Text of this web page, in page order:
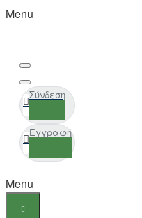
Menu
Σύνδεση
Εγγραφή
Menu